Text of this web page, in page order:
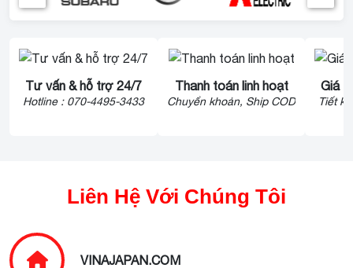
Tư vấn & hỗ trợ 24/7
Hotline : 070-4495-3433
Thanh toán linh hoạt
Chuyển khoản, Ship COD
Giá
Tiết
Liên Hệ Với Chúng Tôi
VINAJAPAN.COM